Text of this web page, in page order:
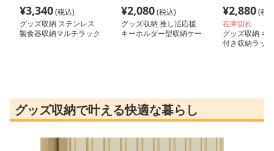
¥3,340(税込)
グッズ収納 ステンレス
製食器収納マルチラック
¥2,080(税込)
グッズ収納 推し活応援
キーホルダー型収納ケー
¥2,880(税
在庫切れ
グッズ収納 キ
付き収納ラッ
グッズ収納で叶える快適な暮らし